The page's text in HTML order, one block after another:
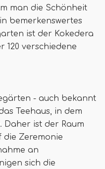
man die Schönheit
bemerkenswertes
ist der Kokedera
120 verschiedene
- auch bekannt
Teehaus, in dem
Daher ist der Raum
die Zeremonie
an
sich die